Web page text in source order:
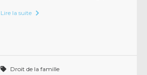
Lire la suite
Droit de la famille